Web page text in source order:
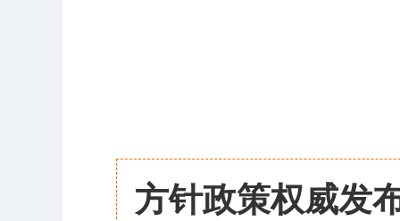
方针政策权威发